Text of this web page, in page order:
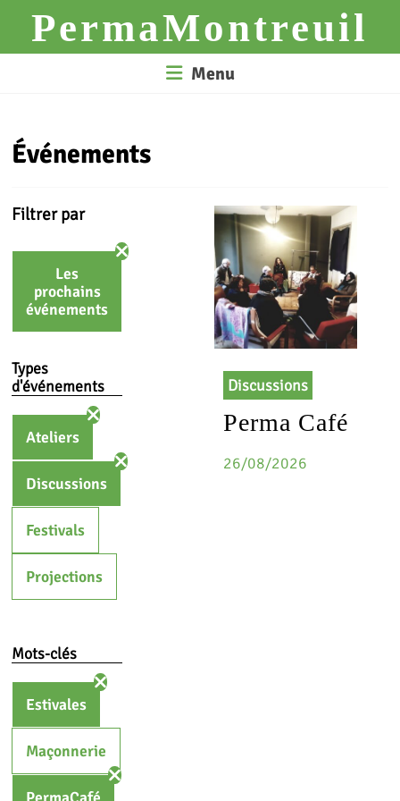
contentPermaMontreuil
Menu
Événements
Filtrer par
Les
prochains
événements
Types
d'événements
Ateliers
Discussions
Festivals
Projections
Mots-clés
Estivales
Maçonnerie
Discussions
Perma Café
26/08/2026